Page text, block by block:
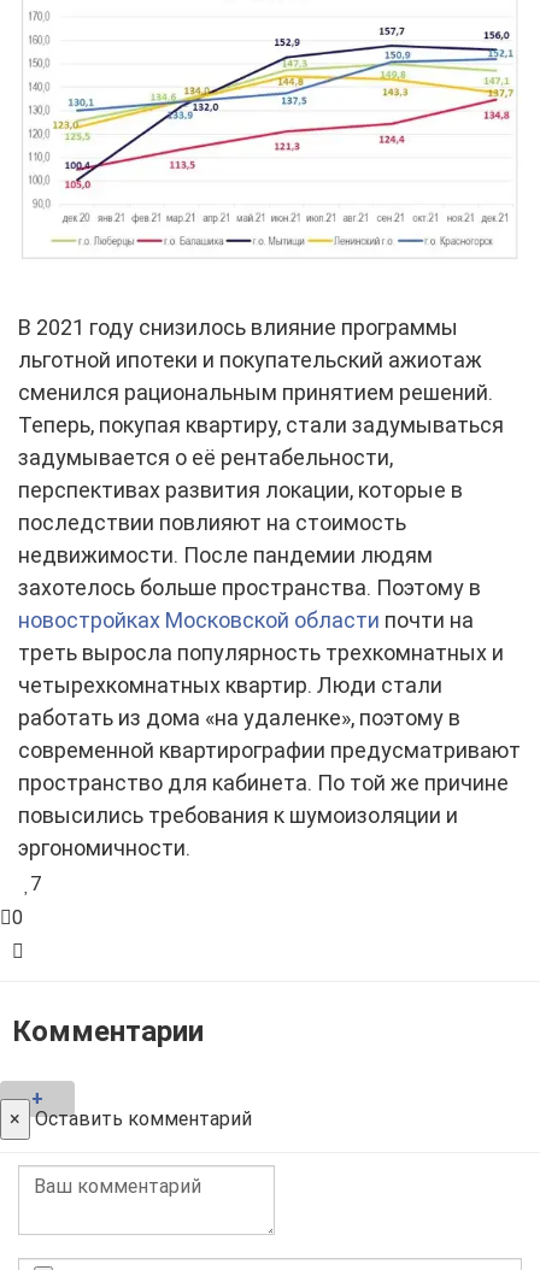
В 2021 году снизилось влияние программы
льготной ипотеки и покупательский ажиотаж
сменился рациональным принятием решений.
Теперь, покупая квартиру, стали задумываться
задумывается о её рентабельности,
перспективах развития локации, которые в
последствии повлияют на стоимость
недвижимости. После пандемии людям
захотелось больше пространства. Поэтому в
новостройках Московской области почти на
треть выросла популярность трехкомнатных и
четырехкомнатных квартир. Люди стали
работать из дома «на удаленке», поэтому в
современной квартирографии предусматривают
пространство для кабинета. По той же причине
повысились требования к шумоизоляции и
эргономичности.
7
0
Комментарии
+
× Оставить комментарий